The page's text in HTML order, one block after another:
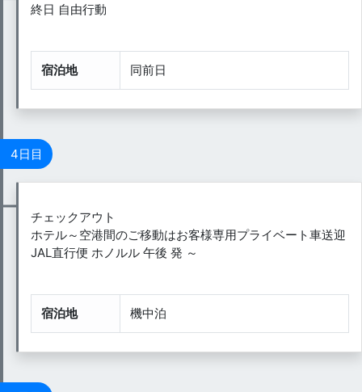
終日 自由行動
宿泊地 同前日
4日目
チェックアウト
ホテル～空港間のご移動はお客様専用プライベート車送迎
JAL直行便 ホノルル 午後 発 ～
宿泊地 機中泊